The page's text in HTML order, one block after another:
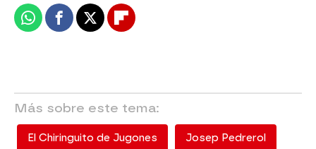
WhatsappFacebook
X Flipboard
Más sobre este tema:
El Chiringuito de Jugones Josep Pedrerol